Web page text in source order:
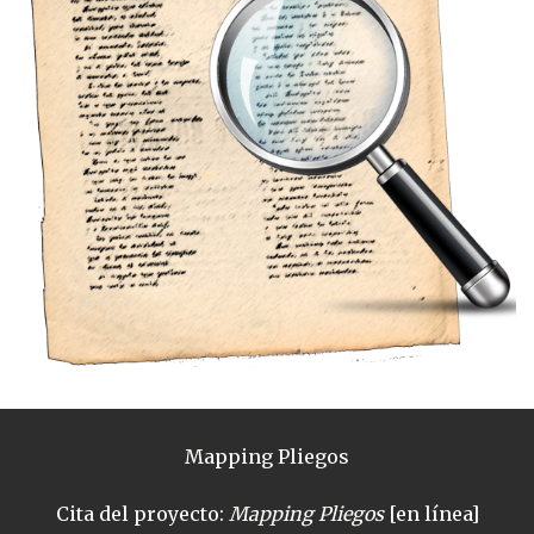
Mapping Pliegos
Cita del proyecto: Mapping Pliegos[en línea]